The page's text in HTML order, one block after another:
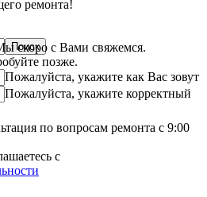
ремонта!
скоро с Вами свяжемся.
позже.
Пожалуйста, укажите как Вас зовут
Пожалуйста, укажите корректный
по вопросам ремонта с 9:00
с